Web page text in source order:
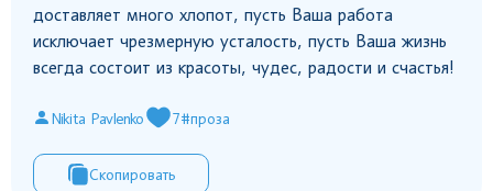
доставляет много хлопот, пусть Ваша работа
исключает чрезмерную усталость, пусть Ваша жизнь
всегда состоит из красоты, чудес, радости и счастья!
Nikita Pavlenko 7#проза
Скопировать